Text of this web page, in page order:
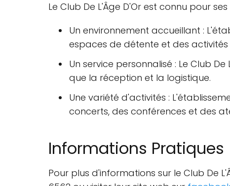
Le Club De L'Âge D'Or est connu pour
Un environnement accueillant :
espaces de détente et des
Un service personnalisé : Le Club
que la réception et la logistique.
Une variété d'activités :
concerts, des conférences et des
Informations Pratiques
Pour plus d'informations sur le Club De